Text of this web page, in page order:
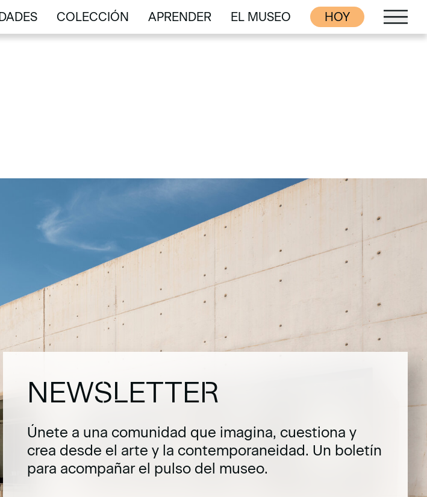
COLECCIÓN
COLECCIÓN
APRENDER
APRENDER
EL MUSEO
EL MUSEO
HOY
NEWSLETTER
Únete a una comunidad que imagina, cuestiona y
crea desde el arte y la contemporaneidad. Un boletín
para acompañar el pulso del museo.